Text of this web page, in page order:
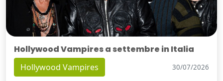
Hollywood Vampires a settembre in Italia
Hollywood Vampires 30/07/2026